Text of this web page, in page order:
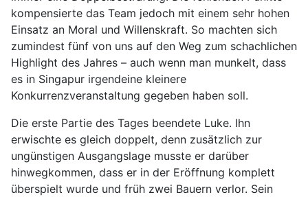
kompensierte das Team jedoch mit einem sehr hohen
Einsatz an Moral und Willenskraft. So machten sich
zumindest fünf von uns auf den Weg zum schachlichen
Highlight des Jahres – auch wenn man munkelt, dass
es in Singapur irgendeine kleinere
Konkurrenzveranstaltung gegeben haben soll.
Die erste Partie des Tages beendete Luke. Ihn
erwischte es gleich doppelt, denn zusätzlich zur
ungünstigen Ausgangslage musste er darüber
hinwegkommen, dass er in der Eröffnung komplett
überspielt wurde und früh zwei Bauern verlor. Sein